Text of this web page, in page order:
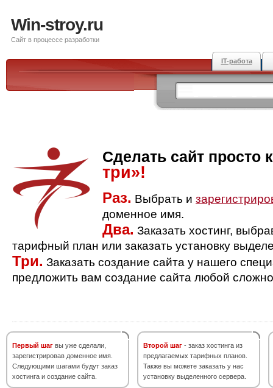
Win-stroy.ru
Сайт в процессе разработки
IT-работа
Сделать сайт просто
три»!
Раз. Выбрать и
доменное имя.
Два. Заказать хостинг,
тарифный план или заказать установку
Три. Заказать создание сайта у нашего
предложить вам создание сайта любой
Первый шаг вы уже сделали,
зарегистрировав доменное имя.
Следующими шагами будут заказ
хостинга и создание сайта.
Второй шаг - заказ хостинга из
предлагаемых тарифных планов.
Также вы можете заказать у нас
установку выделенного сервера.